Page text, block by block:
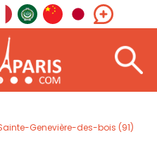
Genevière-des-bois (91)